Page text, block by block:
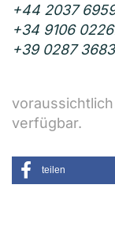
+44 2037
+34 9106
+39 0287
verfügbar.
teilen